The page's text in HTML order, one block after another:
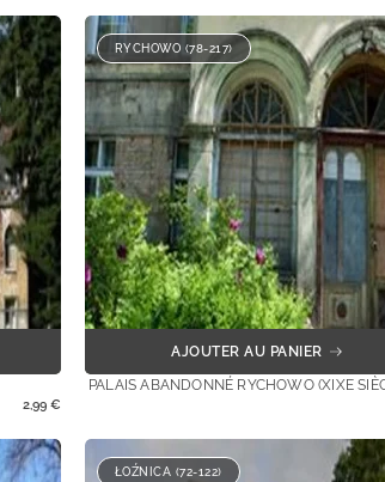
2,99 €
RYCHOWO (78-217)
AJOUTER AU PANIER
PALAIS ABANDONNÉ RYCHOWO (XIXE
ŁOŹNICA (72-122)